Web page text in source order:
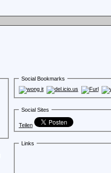
Social Bookmarks
Social Sites
Teilen
Links